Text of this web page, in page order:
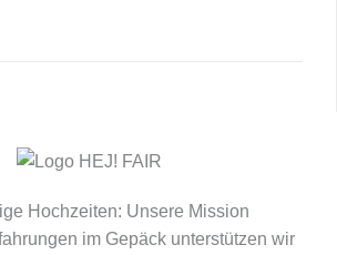
Hochzeiten: Unsere Mission
im Gepäck unterstützen wir